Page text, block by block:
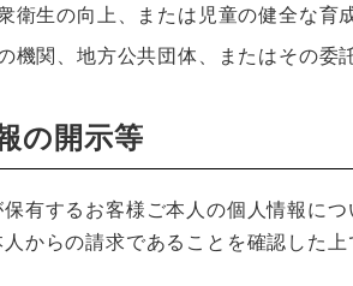
衛生の向上、または児童の健全な育
機関、地方公共団体、またはその委
の開示等
有するお客様ご本人の個人情報に
からの請求であることを確認した